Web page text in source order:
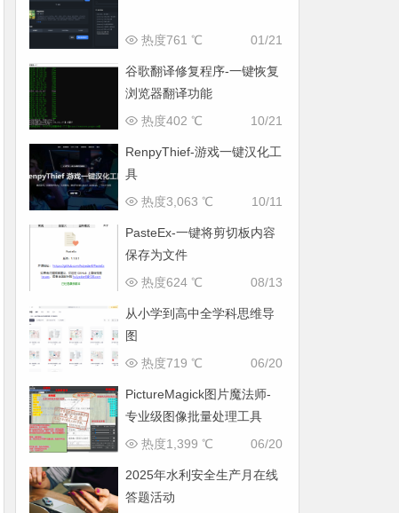
01/21
热度761 ℃
谷歌翻译修复程序-一键恢复
浏览器翻译功能
10/21
热度402 ℃
RenpyThief-游戏一键汉化工
具
10/11
热度3,063 ℃
PasteEx-一键将剪切板内容
保存为文件
08/13
热度624 ℃
从小学到高中全学科思维导
图
06/20
热度719 ℃
PictureMagick图片魔法师-
专业级图像批量处理工具
06/20
热度1,399 ℃
2025年水利安全生产月在线
答题活动